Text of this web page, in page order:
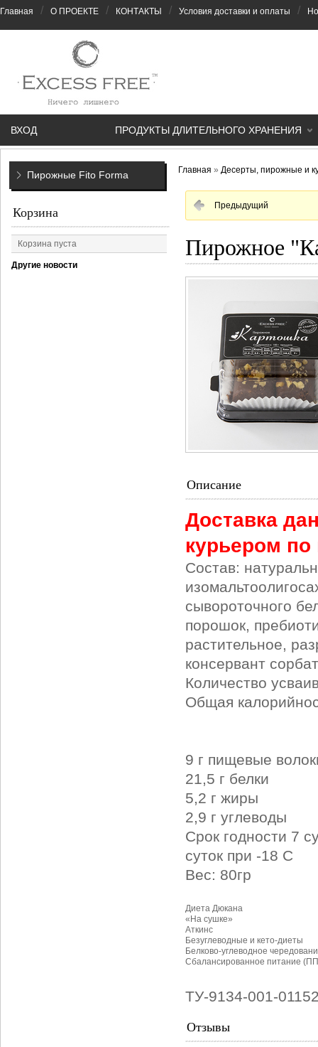
Главная / О ПРОЕКТЕ / КОНТАКТЫ / Условия доставки и оплаты /
ПРОДУКТЫ ДЛИТЕЛЬНОГО ХРАНЕНИЯ
ВХОД
Пирожные Fito Forma
Корзина
Корзина пуста
Другие новости
Главная » Десерты, пирожные и
Предыдущий
Пирожное
Описание
Доставка
курьером по
Состав:
сывороточного
порошок,
растительное,
консервант
Количество
Общая
9 г пищевые
21,5 г белки
5,2 г жиры
2,9 г углеводы
Срок годности 7
суток при -18 С
Вес: 80гр
Диета Дюкана
«На сушке»
Аткинс
Безуглеводные и кето-диеты
Белково-углеводное
Сбалансированное питание
ТУ-9134-001-
Отзывы